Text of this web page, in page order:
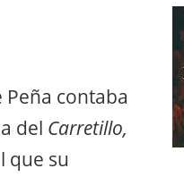
Peña contaba
del Carretillo,
que su